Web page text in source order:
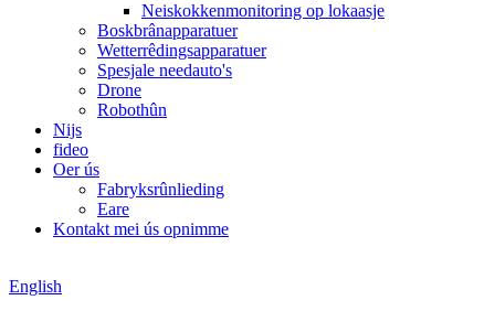
Neiskokkenmonitoring op lokaasje
Boskbrânapparatuer
Wetterrêdingsapparatuer
Spesjale needauto's
Drone
Robothûn
Nijs
fideo
Oer ús
Fabryksrûnlieding
Eare
Kontakt mei ús opnimme
English